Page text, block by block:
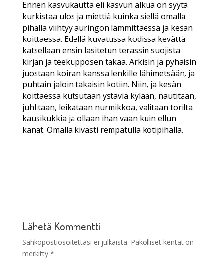
Ennen kasvukautta eli kasvun alkua on syytä
kurkistaa ulos ja miettiä kuinka siellä omalla
pihalla viihtyy auringon lämmittäessä ja kesän
koittaessa. Edellä kuvatussa kodissa kevättä
katsellaan ensin lasitetun terassin suojista
kirjan ja teekupposen takaa. Arkisin ja pyhäisin
juostaan koiran kanssa lenkille lähimetsään, ja
puhtain jaloin takaisin kotiin. Niin, ja kesän
koittaessa kutsutaan ystäviä kylään, nautitaan,
juhlitaan, leikataan nurmikkoa, valitaan torilta
kausikukkia ja ollaan ihan vaan kuin ellun
kanat. Omalla kivasti rempatulla kotipihalla.
Lähetä Kommentti
Sähköpostiosoitettasi ei julkaista. Pakolliset kentät on
merkitty *